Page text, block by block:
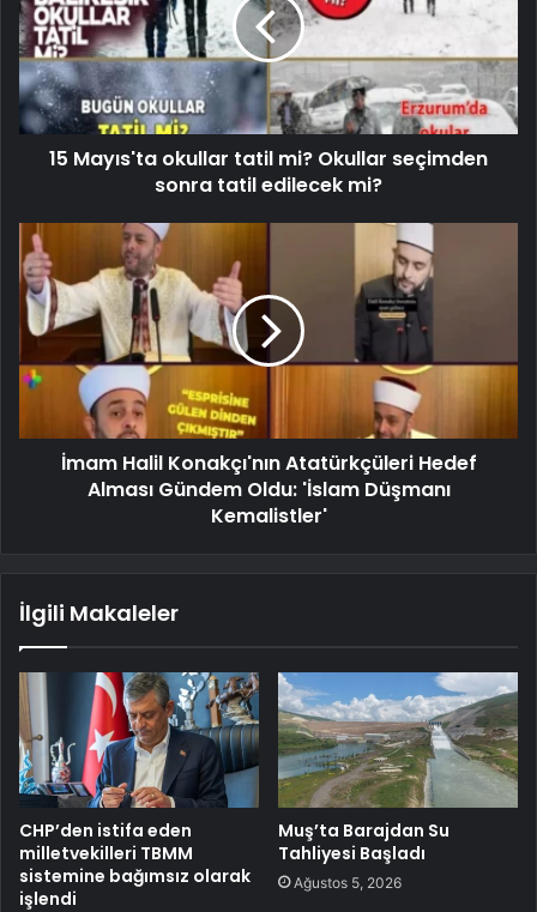
15 Mayıs'ta okullar tatil mi? Okullar seçimden
sonra tatil edilecek mi?
İmam Halil Konakçı'nın Atatürkçüleri Hedef
Alması Gündem Oldu: 'İslam Düşmanı
Kemalistler'
İlgili Makaleler
CHP’den istifa eden
milletvekilleri TBMM
sistemine bağımsız olarak
işlendi
Muş’ta Barajdan Su
Tahliyesi Başladı
Ağustos 5, 2026